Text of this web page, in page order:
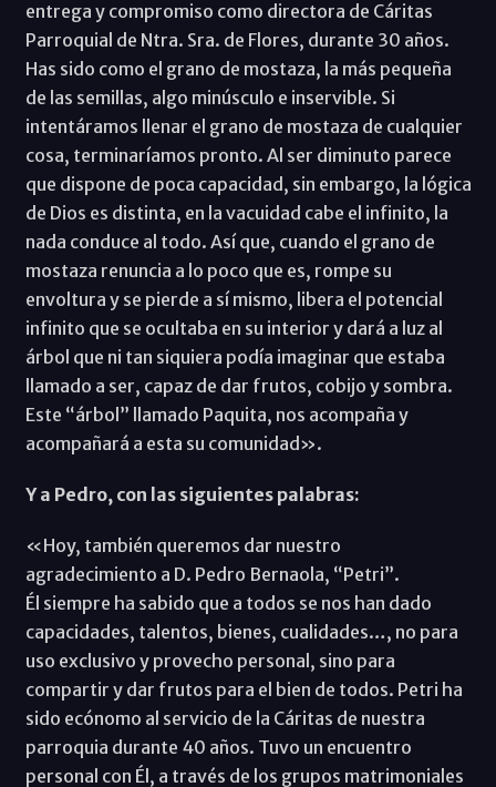
entrega y compromiso como directora de Cáritas
Parroquial de Ntra. Sra. de Flores, durante 30 años.
Has sido como el grano de mostaza, la más pequeña
de las semillas, algo minúsculo e inservible. Si
intentáramos llenar el grano de mostaza de cualquier
cosa, terminaríamos pronto. Al ser diminuto parece
que dispone de poca capacidad, sin embargo, la lógica
de Dios es distinta, en la vacuidad cabe el infinito, la
nada conduce al todo. Así que, cuando el grano de
mostaza renuncia a lo poco que es, rompe su
envoltura y se pierde a sí mismo, libera el potencial
infinito que se ocultaba en su interior y dará a luz al
árbol que ni tan siquiera podía imaginar que estaba
llamado a ser, capaz de dar frutos, cobijo y sombra.
Este “árbol” llamado Paquita, nos acompaña y
acompañará a esta su comunidad».
Y a Pedro, con las siguientes palabras:
«Hoy, también queremos dar nuestro
agradecimiento a D. Pedro Bernaola, “Petri”.
Él siempre ha sabido que a todos se nos han dado
capacidades, talentos, bienes, cualidades…, no para
uso exclusivo y provecho personal, sino para
compartir y dar frutos para el bien de todos. Petri ha
sido ecónomo al servicio de la Cáritas de nuestra
parroquia durante 40 años. Tuvo un encuentro
personal con Él, a través de los grupos matrimoniales